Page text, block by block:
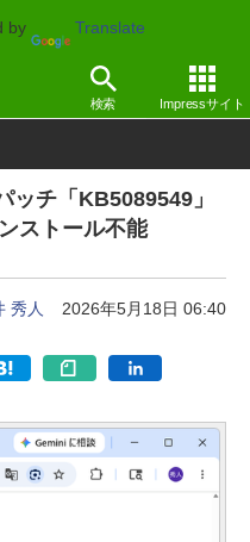
by Translate
検索 Impressサイト
Windows
ッチ「KB5089549」
ストール不能
秀人 2026年5月18日 06:40